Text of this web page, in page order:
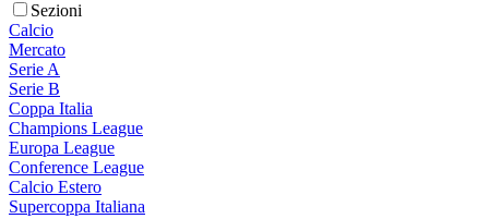
Sezioni
Calcio
Mercato
Serie A
Serie B
Coppa Italia
Champions League
Europa League
Conference League
Calcio Estero
Supercoppa Italiana